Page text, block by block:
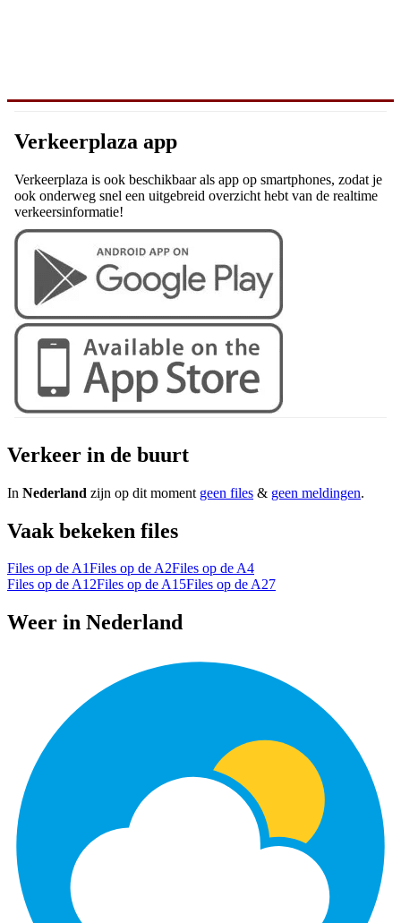
Verkeerplaza app
Verkeerplaza is ook beschikbaar als app op smartphones, zodat je
ook onderweg snel een uitgebreid overzicht hebt van de realtime
verkeersinformatie!
Verkeer in de buurt
In Nederland zijn op dit moment geen files & geen meldingen.
Vaak bekeken files
Files op de A1Files op de A2Files op de A4
Files op de A12Files op de A15Files op de A27
Weer in Nederland